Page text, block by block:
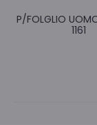
P/FOLGLIO
1161